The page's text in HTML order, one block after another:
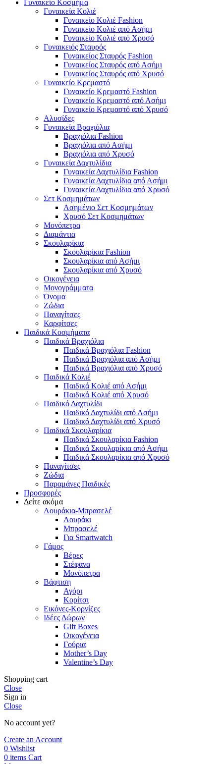
Γυναικείο Κοσμήμα
Γυναικεία Κολιέ
Γυναικείο Κολιέ Fashion
Γυναικείο Κολιέ από Ασήμι
Γυναικείο Κολιέ από Χρυσό
Γυναικειός Σταυρός
Γυναικείος Σταυρός Fashion
Γυναικείος Σταυρός από Ασήμι
Γυναικείος Σταυρός από Χρυσό
Γυναικείο Κρεμαστό
Γυναικείο Κρεμαστό Fashion
Γυναικείο Κρεμαστό από Ασήμι
Γυναικείο Κρεμαστό από Χρυσό
Αλυσίδες
Γυναικεία Βραχιόλια
Βραχιόλια Fashion
Βραχιόλια από Ασήμι
Βραχιόλια από Χρυσό
Γυναικεία Δαχτυλίδια
Γυναικεία Δαχτυλίδια Fashion
Γυναικεία Δαχτυλίδια από Ασήμι
Γυναικεία Δαχτυλίδια από Χρυσό
Σετ Κοσμημάτων
Ασημένιο Σετ Κοσμημάτων
Χρυσό Σετ Κοσμημάτων
Μονόπετρα
Διαμάντια
Σκουλαρίκια
Σκουλαρίκια Fashion
Σκουλαρίκια από Ασήμι
Σκουλαρίκια από Χρυσό
Οικογένεια
Μονογράμματα
Όνομα
Ζώδια
Παναγίτσες
Καρφίτσες
Παιδικά Κοσμήματα
Παιδικά Βραχιόλια
Παιδικά Βραχιόλια Fashion
Παιδικά Βραχιόλια από Ασήμι
Παιδικά Βραχιόλια από Χρυσό
Παιδικά Κολιέ
Παιδικά Κολιέ από Ασήμι
Παιδικά Κολιέ από Χρυσό
Παιδικό Δαχτυλίδι
Παιδικό Δαχτυλίδι από Ασήμι
Παιδικό Δαχτυλίδι από Χρυσό
Παιδικά Σκουλαρίκια
Παιδικά Σκουλαρίκια Fashion
Παιδικά Σκουλαρίκια από Ασήμι
Παιδικά Σκουλαρίκια από Χρυσό
Παναγίτσες
Ζώδια
Παραμάνες Παιδικές
Προσφορές
Δείτε ακόμα
Λουράκια-Μπρασελέ
Λουράκι
Μπρασελέ
Για Smartwatch
Γάμος
Βέρες
Στέφανα
Μονόπετρα
Βάφτιση
Αγόρι
Κορίτσι
Εικόνες-Κορνίζες
Ιδέες Δώρων
Gift Boxes
Οικογένεια
Γούρια
Mother’s Day
Valentine’s Day
Shopping cart
Close
Sign in
Close
No account yet?
Create an Account
0 Wishlist
0 items Cart